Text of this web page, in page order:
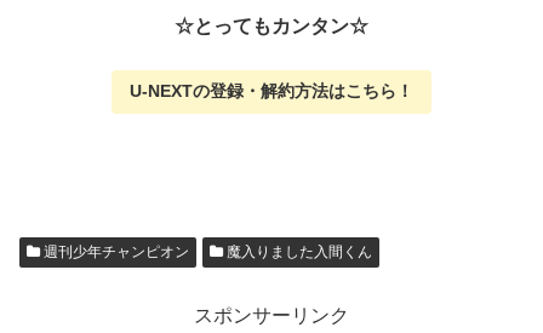
☆とってもカンタン☆
U-NEXTの登録・解約方法はこちら ！
週刊少年チャンピオン 魔入りました入間くん
スポンサーリンク